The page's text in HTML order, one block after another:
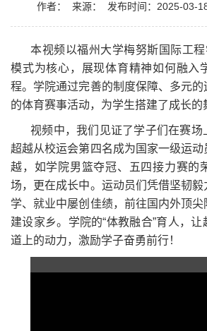
作者： 来源： 发布时间：2025-03-
本视频以福州大学梅努斯国际工程
模式为核心，展现体育精神如何融入
程。学院通过完善的制度保障、多元
的体育赛事活动，为学生搭建了成长的
视频中，我们见证了学子们在赛
超越从校运会第四名成为国家一级运
越，如学院男篮夺冠、五四接力赛的
场，更在成长中。运动员们凭借坚韧
学、就业中屡创佳绩，前往国内外顶
建设家乡。学院的“体教融合”育人，
道上的动力，激励学子奋勇前行！